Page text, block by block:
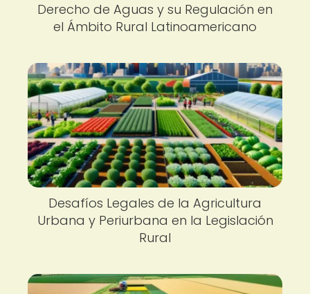
Derecho de Aguas y su Regulación en
el Ámbito Rural Latinoamericano
Desafíos Legales de la Agricultura
Urbana y Periurbana en la Legislación
Rural